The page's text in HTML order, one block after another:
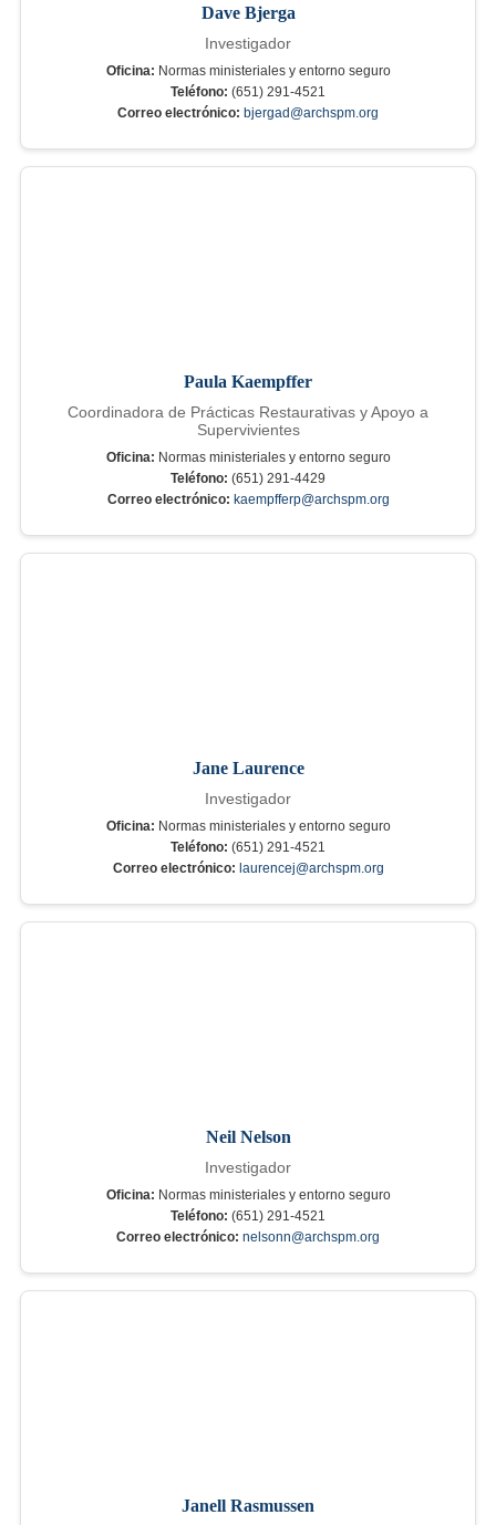
Dave Bjerga
Investigador
Oficina: Normas ministeriales y entorno seguro
Teléfono: (651) 291-4521
Correo electrónico: bjergad@archspm.org
Paula Kaempffer
Coordinadora de Prácticas Restaurativas y Apoyo a
Supervivientes
Oficina: Normas ministeriales y entorno seguro
Teléfono: (651) 291-4429
Correo electrónico: kaempfferp@archspm.org
Jane Laurence
Investigador
Oficina: Normas ministeriales y entorno seguro
Teléfono: (651) 291-4521
Correo electrónico: laurencej@archspm.org
Neil Nelson
Investigador
Oficina: Normas ministeriales y entorno seguro
Teléfono: (651) 291-4521
Correo electrónico: nelsonn@archspm.org
Janell Rasmussen